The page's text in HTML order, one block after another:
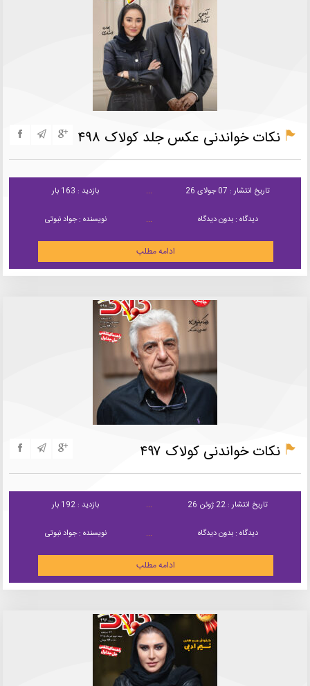
نکات خواندنی عکس جلد کولاک ۴۹۸
تاریخ انتشار : 07 جولای 26 بازدید : 163 بار
دیدگاه : بدون دیدگاه نویسنده : جواد نبوتی
ادامه مطلب
نکات خواندنی کولاک ۴۹۷
تاریخ انتشار : 22 ژوئن 26 بازدید : 192 بار
دیدگاه : بدون دیدگاه نویسنده : جواد نبوتی
ادامه مطلب